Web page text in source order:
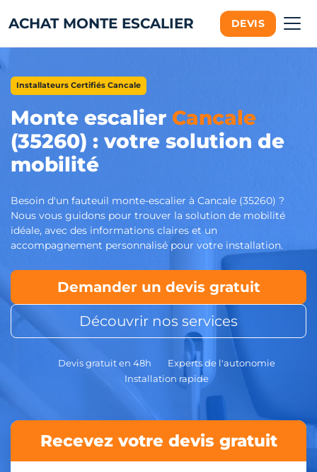
ACHAT MONTE ESCALIER DEVIS
Installateurs Certifiés Cancale
Monte escalier Cancale
(35260) : votre solution de
mobilité
Besoin d'un fauteuil monte-escalier à Cancale (35260) ?
Nous vous guidons pour trouver la solution de mobilité
idéale, avec des informations claires et un
accompagnement personnalisé pour votre installation.
Demander un devis gratuit
Découvrir nos services
Devis gratuit en 48h
Experts de l'autonomie
Installation rapide
Recevez votre devis gratuit